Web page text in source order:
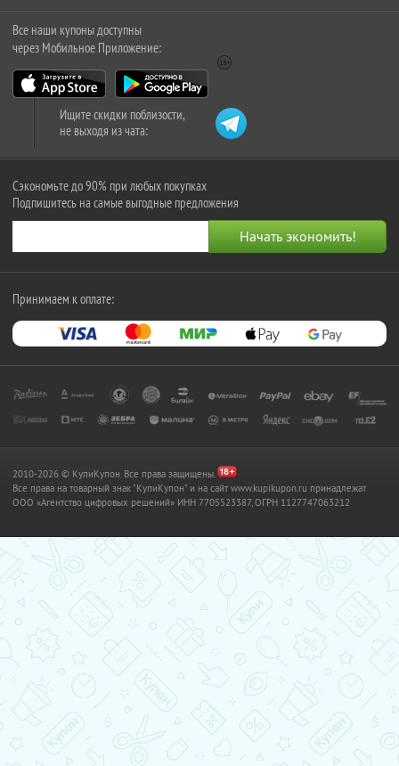
Все наши купоны доступны
через Мобильное Приложение:
Ищите скидки поблизости,
не выходя из чата:
Сэкономьте до 90% при любых покупках
Подпишитесь на самые выгодные предложения
Принимаем к оплате:
2010-2026 © КупиКупон. Все права защищены.
Все права на товарный знак "КупиКупон" и на сайт www.kupikupon.ru принадлежат
OOO «Агентство цифровых решений» ИНН 7705523387, ОГРН 1127747063212